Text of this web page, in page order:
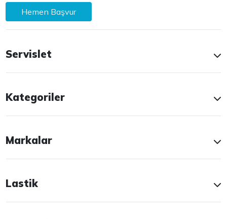
Hemen Başvur
Servislet
Kategoriler
Markalar
Lastik